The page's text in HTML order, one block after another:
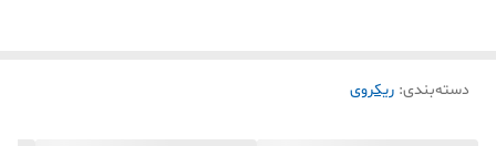
دسته‌بندی: ریکروی